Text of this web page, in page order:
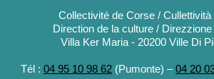
Collectivité de Corse /
Direction de la culture /
Villa Ker Maria - 20200 Ville Di
Tél : 04 95 10 98 62 (Pumonte) –04 20